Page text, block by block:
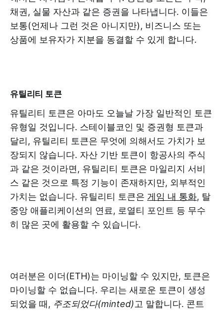
채권, 실물 자산과 같은 증권을 나타냅니다. 이들은
보통(언제나 그런 것은 아니지만), 비즈니스 또는
상품에 보유자가 지분을 동결할 수 있게 합니다.
유틸리티 토큰
유틸리티 토큰은 아마도 오늘날 가장 일반적인 토큰
유형일 것입니다. 스테이블코인 및 증권형 토큰과
달리, 유틸리티 토큰은 무엇에 의해서도 가치가 보
장되지 않습니다. 자산 기반 토큰이 항공사의 주식
과 같은 것이라면, 유틸리티 토큰은 마일리지 서비
스 같은 것으로 특정 기능이 존재하지만, 외부적인
가치는 없습니다. 유틸리티 토큰은 게임 내 통화, 탈
중앙 애플리케이션의 연료, 로열티 포인트 등 무수
히 많은 곳에 활용할 수 있습니다.
여러분은 이더(ETH)는 마이닝할 수 있지만, 토큰은
마이닝할 수 없습니다. 우리는 새로운 토큰이 생성
되었을 때, 주조되었다(minted)고 말합니다. 콘트